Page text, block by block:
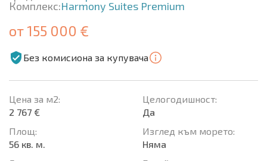
Комплекс:Harmony Suites Premium
от 155 000 €
Без комисиона за купувача
Цена за м2:
2 767 €
Площ:
56 кв. м.
Целогодишност:
Да
Изглед към морето:
Няма